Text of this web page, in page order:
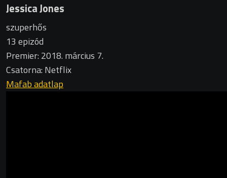
Jessica Jones
szuperhős
13 epizód
Premier: 2018. március 7.
Csatorna: Netflix
Mafab adatlap